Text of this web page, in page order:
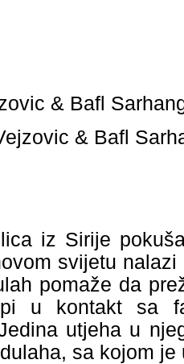
& Bafl
& Bafl
iz Sirije
svijetu
pomaže da
u kontakt sa
utjeha u
sa kojom je